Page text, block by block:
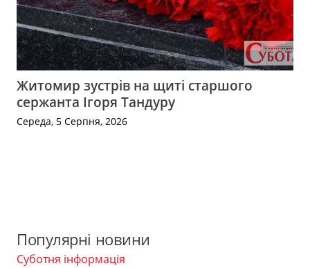
Житомир зустрів на щиті старшого
сержанта Ігоря Тандуру
Середа, 5 Серпня, 2026
Популярні новини
Суботня інформація